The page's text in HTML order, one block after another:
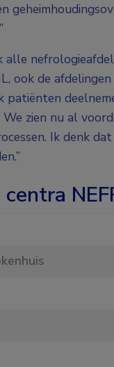
ook de
patiënten
zien nu al
Ik denk